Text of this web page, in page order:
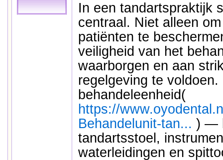
In een tandartspraktijk
centraal. Niet alleen
patiënten te
veiligheid van het
waarborgen en aan
regelgeving te
behandeleenheid(
https://
Behandelunit-tan... ) —
tandartsstoel,
waterleidingen en